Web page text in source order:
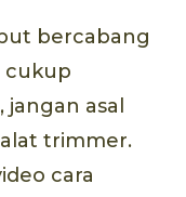
bercabang
cukup
jangan asal
trimmer.
cara